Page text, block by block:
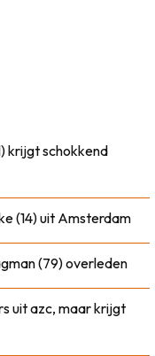
krijgt schokkend
(14) uit Amsterdam
(79) overleden
uit azc, maar krijgt